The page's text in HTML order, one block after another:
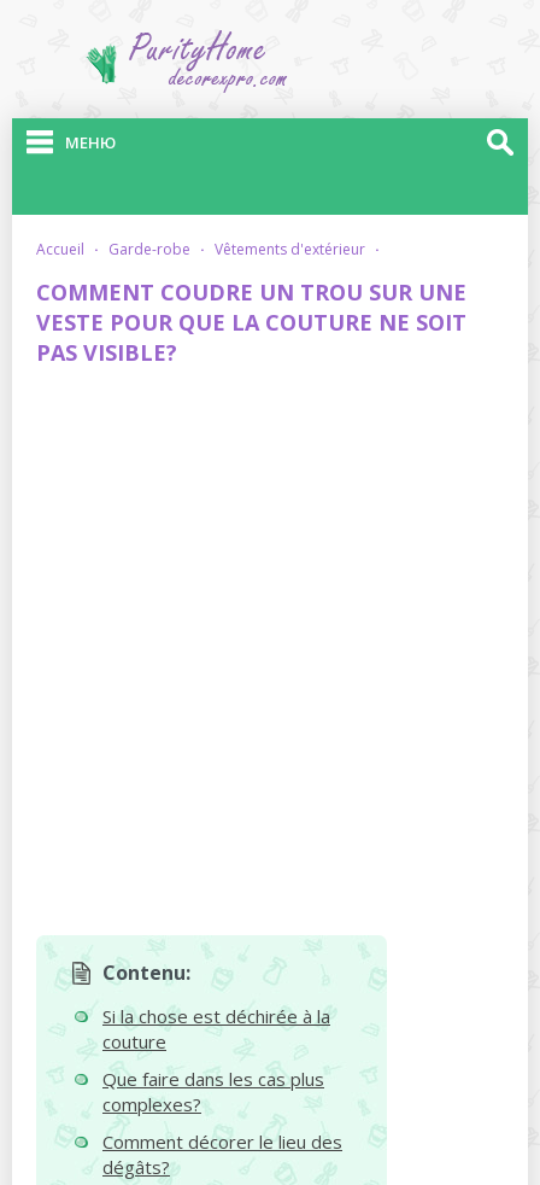
МЕНЮ
accueil · garde-robe · vêtements d'extérieur ·
COMMENT COUDRE UN TROU SUR UNE
VESTE POUR QUE LA COUTURE NE SOIT
PAS VISIBLE?
Contenu:
Si la chose est déchirée à la
couture
Que faire dans les cas plus
complexes?
Comment décorer le lieu des
dégâts?